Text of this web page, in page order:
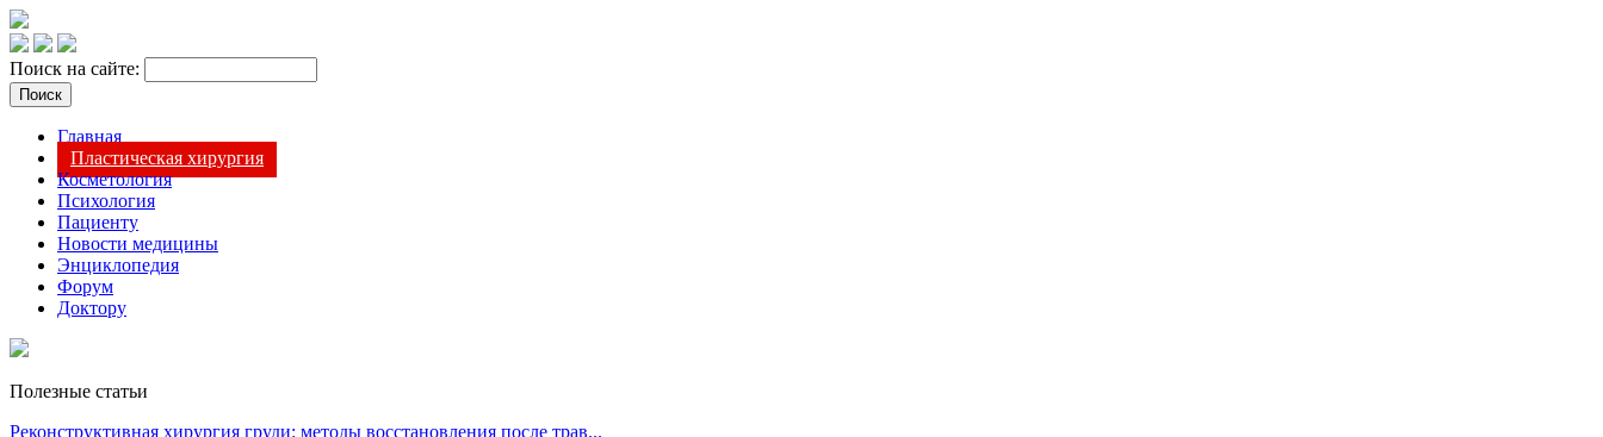
Поиск на сайте:
Главная
Пластическая хирургия
Косметология
Психология
Пациенту
Новости медицины
Энциклопедия
Форум
Доктору
Полезные статьи
Реконструктивная хирургия груди: методы восстановления после трав...